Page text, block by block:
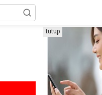
tutup